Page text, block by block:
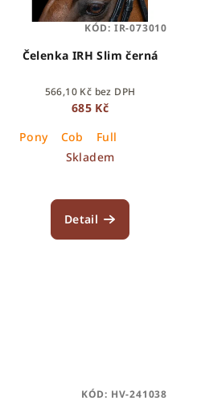
Čelenka IRH Slim černá
566,10 Kč bez DPH
685 Kč
Pony
Cob
Full
Skladem
Detail
KÓD: IR-073010
KÓD: HV-241038